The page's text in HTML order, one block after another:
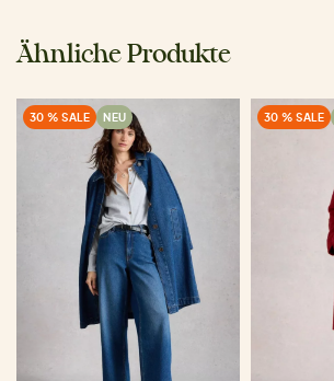
Ähnliche Produkte
30 % SALE NEU 30 % SALE